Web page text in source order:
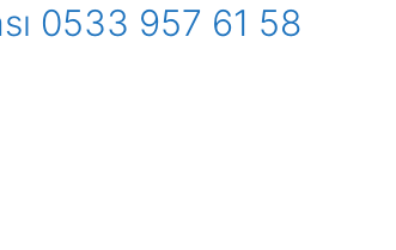
0533 957 61 58